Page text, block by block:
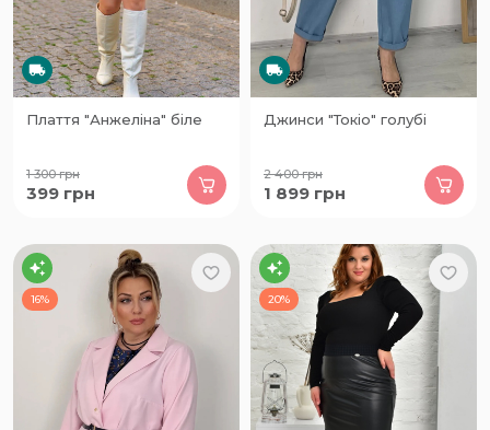
Плаття "Анжеліна" біле
1 300грн
399 грн
Джинси "Токіо" голубі
2 400грн
1 899 грн
16% 20%